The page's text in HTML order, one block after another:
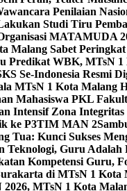
Penilaian
Studi Tiru
MATAMUDA
Malang Sabet
Predikat WBK, MTsN 1
Se-Indonesia Resmi
MTsN 1 Kota Malang
Mahasiswa PKL
Intensif Zona Integritas
ke P3TIM MAN 2
Tua: Kunci Sukses
Teknologi, Guru
Kompetensi Guru,
di MTsN 1 Kota
2026, MTsN 1 Kota